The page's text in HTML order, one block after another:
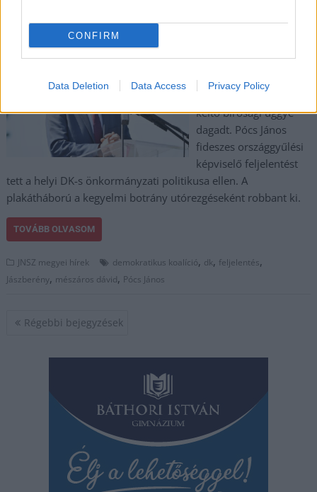
CONFIRM
Data Deletion Data Access Privacy Policy
2024.10.31. Palinkas Janos
irodájának ablakára
kiragasztott matrica
országos visszhangot
keltő bírósági üggyé
dagadt. Pócs János
fideszes országgyűlési
képviselő feljelentést
tett a helyi DK-s önkormányzati politikusa ellen. A
plakátháború a kegyelmi botrány utórezgéseként robbant ki.
TOVÁBB OLVASOM
JNSZ megyei hírek demokratikus koalíció, dk, feljelentés,
Jászberény, mészáros dávid, Pócs János
Bejegyzés
Régebbi bejegyzések